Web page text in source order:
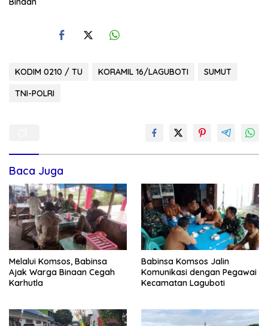
KODIM 0210 / TU KORAMIL 16/LAGUBOTI
SUMUT
TNI-POLRI
Baca Juga
Melalui Komsos, Babinsa
Ajak Warga Binaan Cegah
Karhutla
Babinsa Komsos Jalin
Komunikasi dengan Pegawai
Kecamatan Laguboti